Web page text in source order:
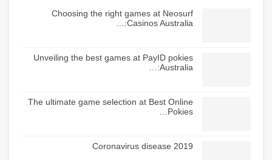
Choosing the right games at Neosurf
Casinos Australia:…
Unveiling the best games at PayID pokies
Australia:…
The ultimate game selection at Best Online
Pokies…
Coronavirus disease 2019